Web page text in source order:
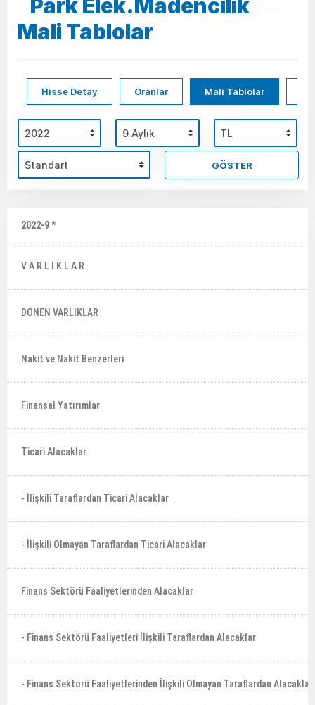
Park Elek.Madencılık
Mali Tablolar
Hisse Detay Oranlar Mali Tablolar
GÖSTER
2022-9 *
V A R L I K L A R
DÖNEN VARLIKLAR
Nakit ve Nakit Benzerleri
Finansal Yatırımlar
Ticari Alacaklar
- İlişkili Taraflardan Ticari Alacaklar
- İlişkili Olmayan Taraflardan Ticari Alacaklar
Finans Sektörü Faaliyetlerinden Alacaklar
- Finans Sektörü Faaliyetleri İlişkili Taraflardan Alacaklar
- Finans Sektörü Faaliyetlerinden İlişkili Olmayan Taraflardan Alacaklar